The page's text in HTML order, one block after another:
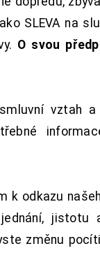
SLEVA na
O svou
vztah
k odkazu
jistotu
změnu